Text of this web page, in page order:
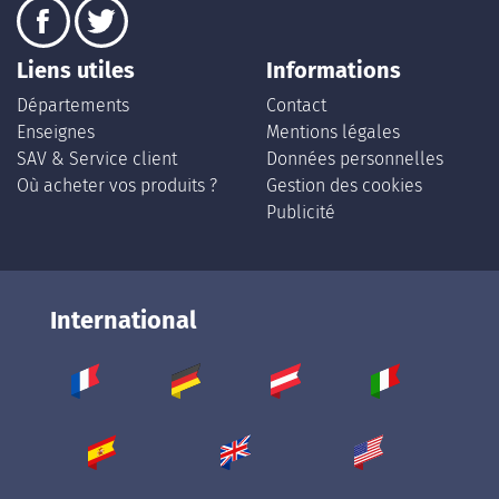
Liens utiles
Départements
Enseignes
SAV & Service client
Où acheter vos produits ?
Informations
Contact
Mentions légales
Données personnelles
Gestion des cookies
Publicité
International